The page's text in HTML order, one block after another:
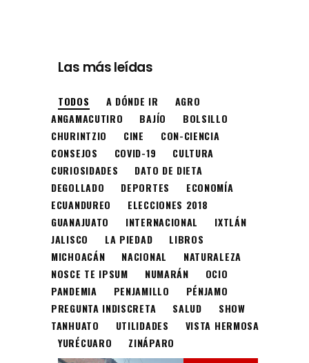
Las más leídas
TODOS A DÓNDE IR
AGRO
ANGAMACUTIRO
BAJÍO
BOLSILLO
CHURINTZIO
CINE
CON-CIENCIA
CONSEJOS
COVID-19
CULTURA
CURIOSIDADES
DATO DE DIETA
DEGOLLADO
DEPORTES
ECONOMÍA
ECUANDUREO
ELECCIONES 2018
GUANAJUATO
INTERNACIONAL
IXTLÁN
JALISCO
LA PIEDAD
LIBROS
MICHOACÁN
NACIONAL
NATURALEZA
NOSCE TE IPSUM
NUMARÁN
OCIO
PANDEMIA
PENJAMILLO
PÉNJAMO
PREGUNTA INDISCRETA
SALUD
SHOW
TANHUATO
UTILIDADES
VISTA HERMOSA
YURÉCUARO
ZINÁPARO